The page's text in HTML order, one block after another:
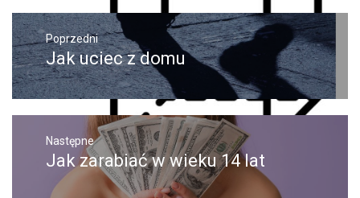
Nawigacja
wpisuPoprzedni
Poprzedni
wpis:
Jak uciec z domu
Następne
Następny
post:
Jak zarabiać w wieku 14 lat